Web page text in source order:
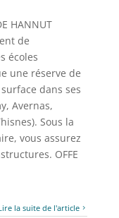
HANNUT
de
écoles
une réserve de
dans ses
Avernas,
Sous la
vous assurez
OFFE
la suite de l'article